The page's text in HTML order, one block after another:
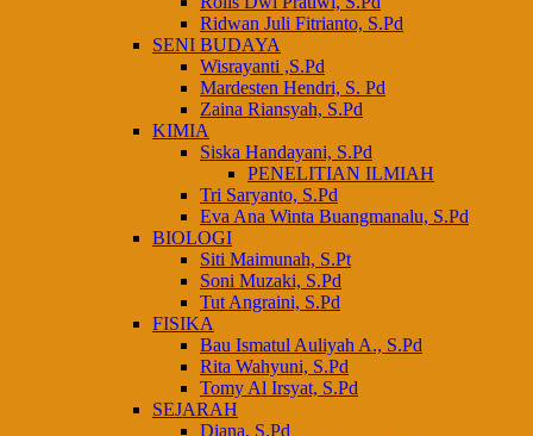
Ridwan Juli Fitrianto, S.Pd
SENI BUDAYA
Wisrayanti ,S.Pd
Mardesten Hendri, S. Pd
Zaina Riansyah, S.Pd
KIMIA
Siska Handayani, S.Pd
PENELITIAN ILMIAH
Tri Saryanto, S.Pd
Eva Ana Winta Buangmanalu, S.Pd
BIOLOGI
Siti Maimunah, S.Pt
Soni Muzaki, S.Pd
Tut Angraini, S.Pd
FISIKA
Bau Ismatul Auliyah A., S.Pd
Rita Wahyuni, S.Pd
Tomy Al Irsyat, S.Pd
SEJARAH
Diana, S.Pd